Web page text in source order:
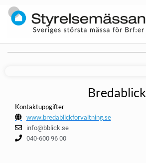
Bredablick
Kontaktuppgifter
www.bredablickforvaltning.se
info@bblick.se
040-600 96 00